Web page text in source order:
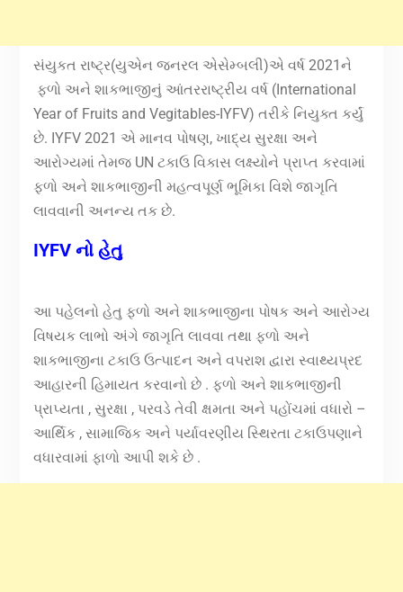
સંયુકત રાષ્ટ્ર(યુએન જનરલ એસેમ્બલી)એ વર્ષ 2021ને
ફળો અને શાકભાજીનું આંતરરાષ્ટ્રીય વર્ષ (International
Year of Fruits and Vegitables-IYFV) તરીકે નિયુક્ત કર્યું
છે. IYFV 2021 એ માનવ પોષણ, ખાદ્ય સુરક્ષા અને
આરોગ્યમાં તેમજ UN ટકાઉ વિકાસ લક્ષ્યોને પ્રાપ્ત કરવામાં
ફળો અને શાકભાજીની મહત્વપૂર્ણ ભૂમિકા વિશે જાગૃતિ
લાવવાની અનન્ય તક છે.
IYFV નો હેતુ
આ પહેલનો હેતુ ફળો અને શાકભાજીના પોષક અને આરોગ્ય
વિષયક લાભો અંગે જાગૃતિ લાવવા તથા ફળો અને
શાકભાજીના ટકાઉ ઉત્પાદન અને વપરાશ દ્વારા સ્વાથ્યપ્રદ
આહારની હિમાયત કરવાનો છે . ફળો અને શાકભાજીની
પ્રાપ્યતા , સુરક્ષા , પરવડે તેવી ક્ષમતા અને પહોંચમાં વધારો –
આર્થિક , સામાજિક અને પર્યાવરણીય સ્થિરતા ટકાઉપણાને
વધારવામાં ફાળો આપી શકે છે .